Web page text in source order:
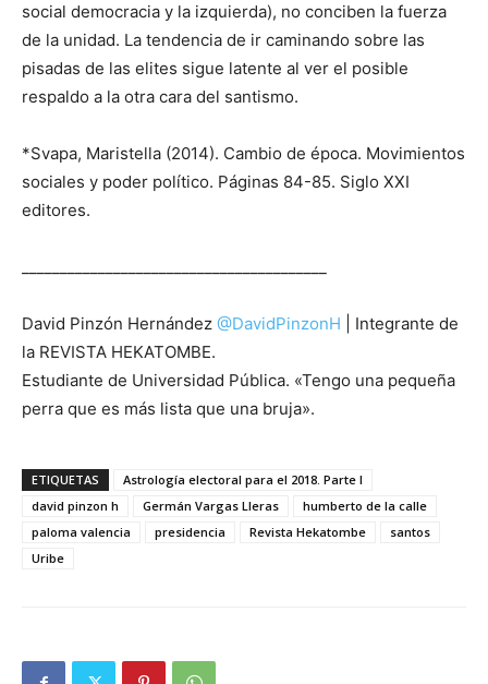
social democracia y la izquierda), no conciben la fuerza
de la unidad. La tendencia de ir caminando sobre las
pisadas de las elites sigue latente al ver el posible
respaldo a la otra cara del santismo.
*Svapa, Maristella (2014). Cambio de época. Movimientos
sociales y poder político. Páginas 84-85. Siglo XXI
editores.
David Pinzón Hernández @DavidPinzonH | Integrante de
la REVISTA HEKATOMBE.
Estudiante de Universidad Pública. «Tengo una pequeña
perra que es más lista que una bruja».
ETIQUETAS
Astrología electoral para el 2018. Parte I
david pinzon h
Germán Vargas Lleras
humberto de la calle
paloma valencia
presidencia Revista Hekatombe
santos
Uribe